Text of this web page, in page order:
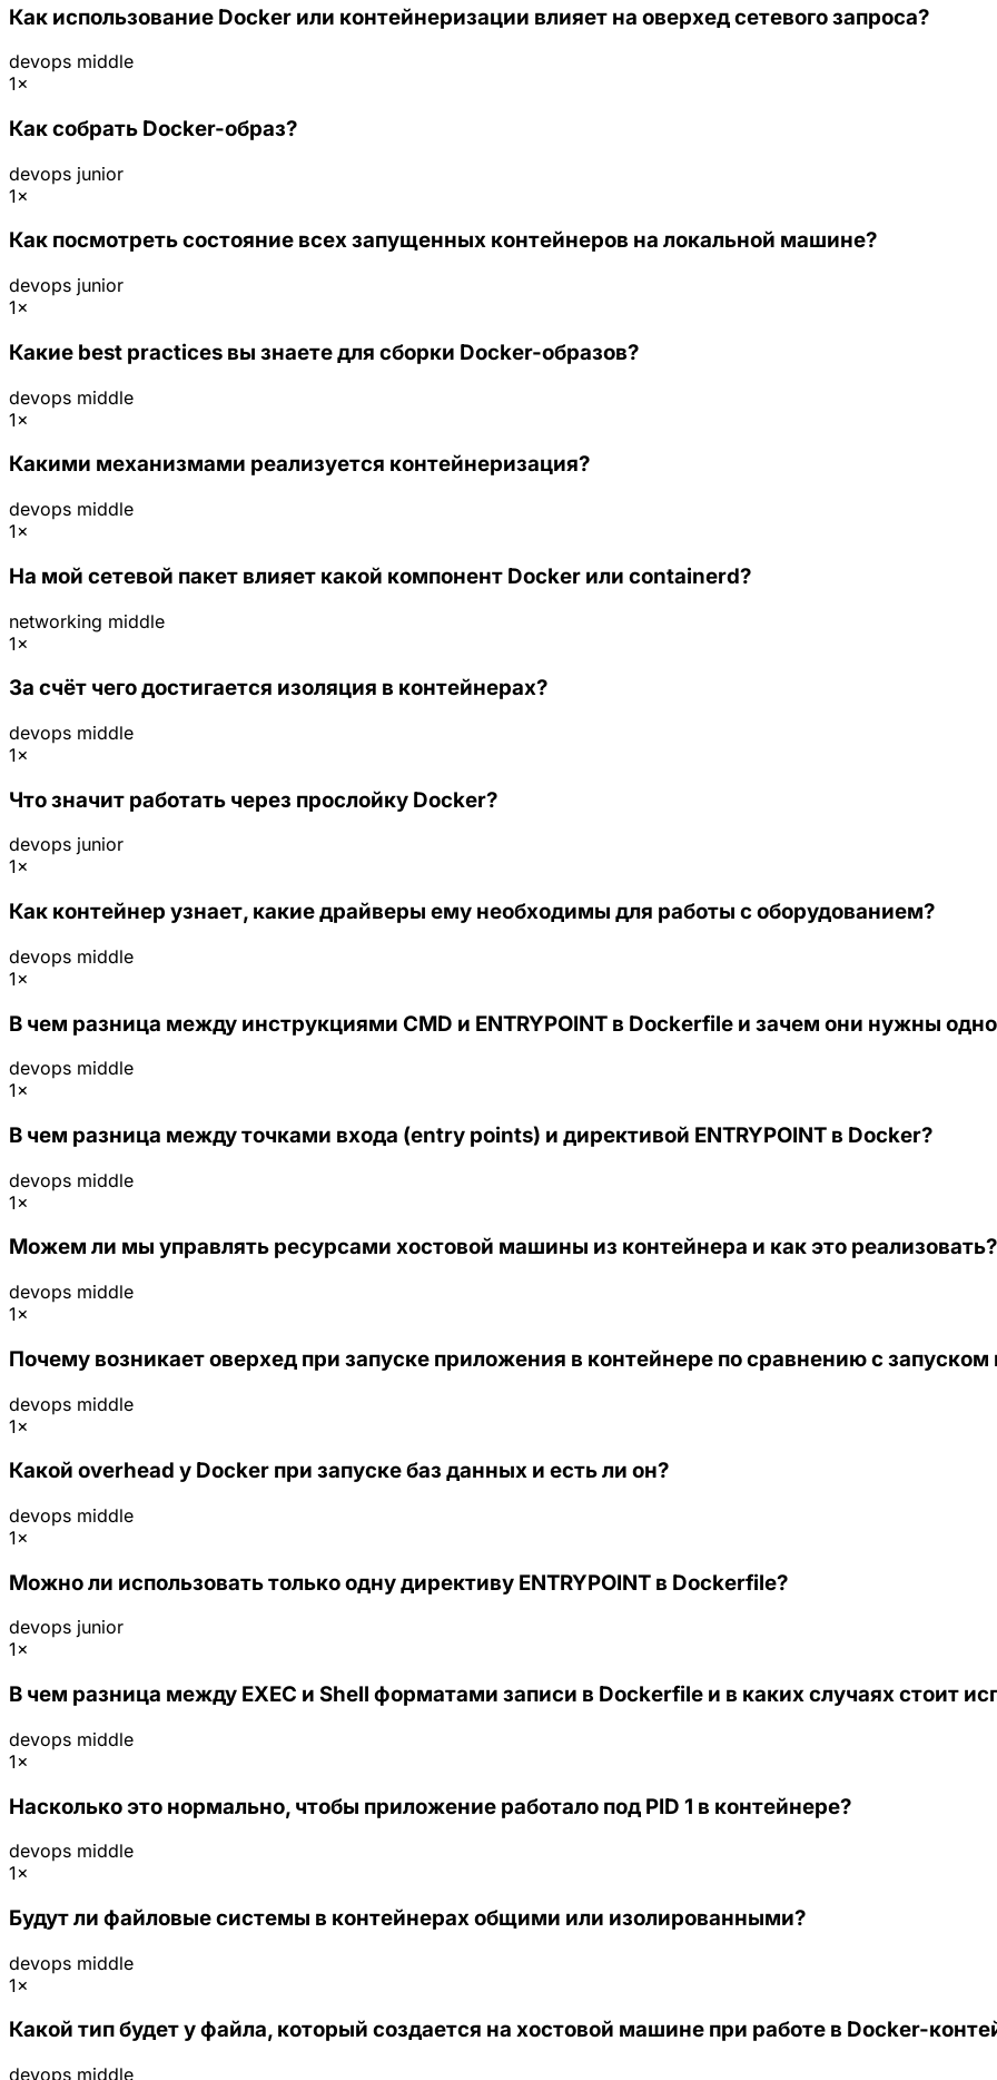
Как использование Docker или контейнеризации влияет на оверхед сетевого запроса?
devops middle
1×
Как собрать Docker-образ?
devops junior
1×
Как посмотреть состояние всех запущенных контейнеров на локальной машине?
devops junior
1×
Какие best practices вы знаете для сборки Docker-образов?
devops middle
1×
Какими механизмами реализуется контейнеризация?
devops middle
1×
На мой сетевой пакет влияет какой компонент Docker или containerd?
networking middle
1×
За счёт чего достигается изоляция в контейнерах?
devops middle
1×
Что значит работать через прослойку Docker?
devops junior
1×
Как контейнер узнает, какие драйверы ему необходимы для работы с оборудованием?
devops middle
1×
В чем разница между инструкциями CMD и ENTRYPOINT в Dockerfile и зачем они нужны
devops middle
1×
В чем разница между точками входа (entry points) и директивой ENTRYPOINT в Docker?
devops middle
1×
Можем ли мы управлять ресурсами хостовой машины из контейнера и как это реализовать?
devops middle
1×
Почему возникает оверхед при запуске приложения в контейнере по сравнению с
devops middle
1×
Какой overhead у Docker при запуске баз данных и есть ли он?
devops middle
1×
Можно ли использовать только одну директиву ENTRYPOINT в Dockerfile?
devops junior
1×
В чем разница между EXEC и Shell форматами записи в Dockerfile и в каких случаях стоит
devops middle
1×
Насколько это нормально, чтобы приложение работало под PID 1 в контейнере?
devops middle
1×
Будут ли файловые системы в контейнерах общими или изолированными?
devops middle
1×
Какой тип будет у файла, который создается на хостовой машине при работе в Docker-
devops middle